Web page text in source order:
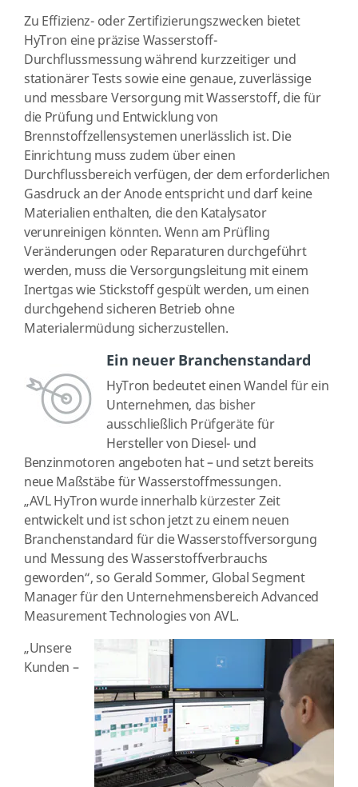
Zu Effizienz- oder Zertifizierungszwecken bietet
HyTron eine präzise Wasserstoff-
Durchflussmessung während kurzzeitiger und
stationärer Tests sowie eine genaue, zuverlässige
und messbare Versorgung mit Wasserstoff, die für
die Prüfung und Entwicklung von
Brennstoffzellensystemen unerlässlich ist. Die
Einrichtung muss zudem über einen
Durchflussbereich verfügen, der dem erforderlichen
Gasdruck an der Anode entspricht und darf keine
Materialien enthalten, die den Katalysator
verunreinigen könnten. Wenn am Prüfling
Veränderungen oder Reparaturen durchgeführt
werden, muss die Versorgungsleitung mit einem
Inertgas wie Stickstoff gespült werden, um einen
durchgehend sicheren Betrieb ohne
Materialermüdung sicherzustellen.
Ein neuer Branchenstandard
HyTron bedeutet einen Wandel für ein
Unternehmen, das bisher
ausschließlich Prüfgeräte für
Hersteller von Diesel- und
Benzinmotoren angeboten hat – und setzt bereits
neue Maßstäbe für Wasserstoffmessungen.
„AVL HyTron wurde innerhalb kürzester Zeit
entwickelt und ist schon jetzt zu einem neuen
Branchenstandard für die Wasserstoffversorgung
und Messung des Wasserstoffverbrauchs
geworden“, so Gerald Sommer, Global Segment
Manager für den Unternehmensbereich Advanced
Measurement Technologies von AVL.
„Unsere
Kunden –